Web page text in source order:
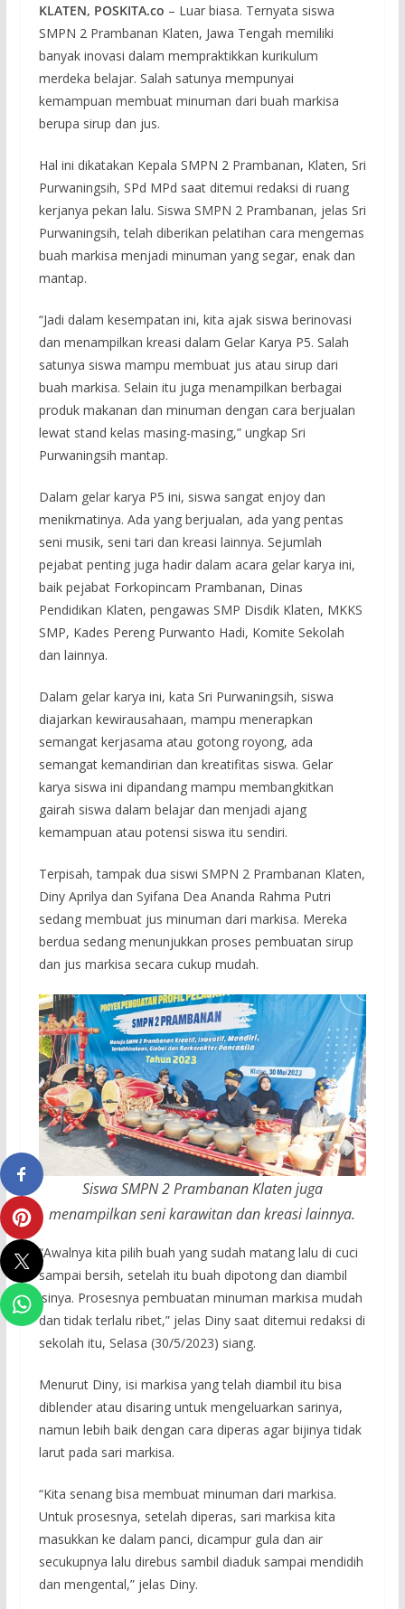
KLATEN, POSKITA.co – Luar biasa. Ternyata siswa
SMPN 2 Prambanan Klaten, Jawa Tengah memiliki
banyak inovasi dalam mempraktikkan kurikulum
merdeka belajar. Salah satunya mempunyai
kemampuan membuat minuman dari buah markisa
berupa sirup dan jus.
Hal ini dikatakan Kepala SMPN 2 Prambanan, Klaten, Sri
Purwaningsih, SPd MPd saat ditemui redaksi di ruang
kerjanya pekan lalu. Siswa SMPN 2 Prambanan, jelas Sri
Purwaningsih, telah diberikan pelatihan cara mengemas
buah markisa menjadi minuman yang segar, enak dan
mantap.
“Jadi dalam kesempatan ini, kita ajak siswa berinovasi
dan menampilkan kreasi dalam Gelar Karya P5. Salah
satunya siswa mampu membuat jus atau sirup dari
buah markisa. Selain itu juga menampilkan berbagai
produk makanan dan minuman dengan cara berjualan
lewat stand kelas masing-masing,” ungkap Sri
Purwaningsih mantap.
Dalam gelar karya P5 ini, siswa sangat enjoy dan
menikmatinya. Ada yang berjualan, ada yang pentas
seni musik, seni tari dan kreasi lainnya. Sejumlah
pejabat penting juga hadir dalam acara gelar karya ini,
baik pejabat Forkopincam Prambanan, Dinas
Pendidikan Klaten, pengawas SMP Disdik Klaten, MKKS
SMP, Kades Pereng Purwanto Hadi, Komite Sekolah
dan lainnya.
Dalam gelar karya ini, kata Sri Purwaningsih, siswa
diajarkan kewirausahaan, mampu menerapkan
semangat kerjasama atau gotong royong, ada
semangat kemandirian dan kreatifitas siswa. Gelar
karya siswa ini dipandang mampu membangkitkan
gairah siswa dalam belajar dan menjadi ajang
kemampuan atau potensi siswa itu sendiri.
Terpisah, tampak dua siswi SMPN 2 Prambanan Klaten,
Diny Aprilya dan Syifana Dea Ananda Rahma Putri
sedang membuat jus minuman dari markisa. Mereka
berdua sedang menunjukkan proses pembuatan sirup
dan jus markisa secara cukup mudah.
Siswa SMPN 2 Prambanan Klaten juga
menampilkan seni karawitan dan kreasi lainnya.
“Awalnya kita pilih buah yang sudah matang lalu di cuci
sampai bersih, setelah itu buah dipotong dan diambil
isinya. Prosesnya pembuatan minuman markisa mudah
dan tidak terlalu ribet,” jelas Diny saat ditemui redaksi di
sekolah itu, Selasa (30/5/2023) siang.
Menurut Diny, isi markisa yang telah diambil itu bisa
diblender atau disaring untuk mengeluarkan sarinya,
namun lebih baik dengan cara diperas agar bijinya tidak
larut pada sari markisa.
“Kita senang bisa membuat minuman dari markisa.
Untuk prosesnya, setelah diperas, sari markisa kita
masukkan ke dalam panci, dicampur gula dan air
secukupnya lalu direbus sambil diaduk sampai mendidih
dan mengental,” jelas Diny.